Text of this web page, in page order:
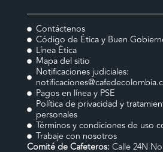
Contáctenos
Código de Ética y Buen
Línea Ética
Mapa del sitio
Notificaciones judiciales:
Pagos en línea y PSE
Política de privacidad y
personales
Términos y condiciones de uso
Trabaje con nosotros
Comité de Cafeteros: Calle 24N